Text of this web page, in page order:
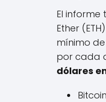
El
Ether
mínimo de
por cada
dólares